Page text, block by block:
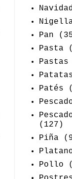
Pan
Pasta
Pastas
Patés
(127)
Piña
Pollo